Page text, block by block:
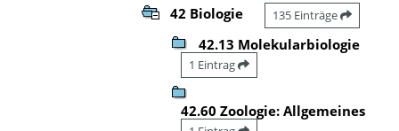
42 Biologie 135 Einträge
42.13 Molekularbiologie
1 Eintrag
42.60 Zoologie: Allgemeines